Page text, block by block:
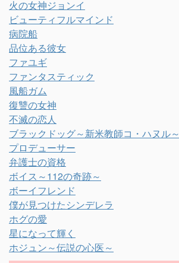
火の女神ジョンイ
ビューティフルマインド
病院船
品位ある彼女
ファユギ
ファンタスティック
風船ガム
復讐の女神
不滅の恋人
ブラックドッグ～新米教師コ・ハヌル～
プロデューサー
弁護士の資格
ボイス～112の奇跡～
ボーイフレンド
僕が見つけたシンデレラ
ホグの愛
星になって輝く
ホジュン～伝説の心医～